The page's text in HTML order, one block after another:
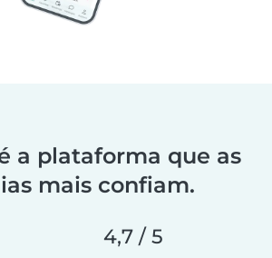
a plataforma que as
mais confiam.
4,7 / 5